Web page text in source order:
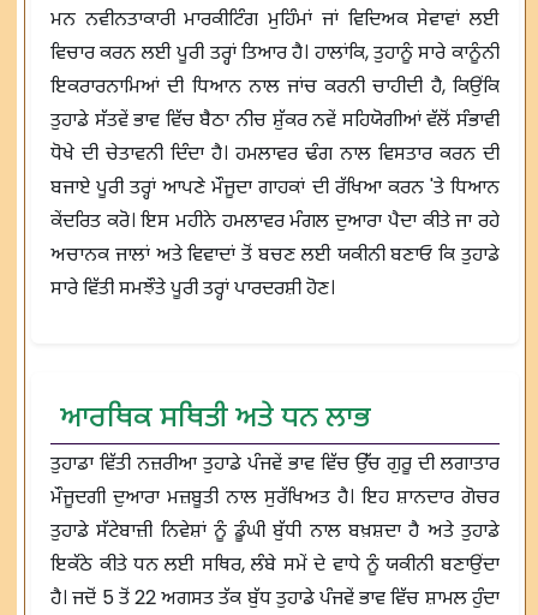
ਮਨ ਨਵੀਨਤਾਕਾਰੀ ਮਾਰਕੀਟਿੰਗ ਮੁਹਿੰਮਾਂ ਜਾਂ ਵਿਦਿਅਕ ਸੇਵਾਵਾਂ ਲਈ
ਵਿਚਾਰ ਕਰਨ ਲਈ ਪੂਰੀ ਤਰ੍ਹਾਂ ਤਿਆਰ ਹੈ। ਹਾਲਾਂਕਿ, ਤੁਹਾਨੂੰ ਸਾਰੇ ਕਾਨੂੰਨੀ
ਇਕਰਾਰਨਾਮਿਆਂ ਦੀ ਧਿਆਨ ਨਾਲ ਜਾਂਚ ਕਰਨੀ ਚਾਹੀਦੀ ਹੈ, ਕਿਉਂਕਿ
ਤੁਹਾਡੇ ਸੱਤਵੇਂ ਭਾਵ ਵਿੱਚ ਬੈਠਾ ਨੀਚ ਸ਼ੁੱਕਰ ਨਵੇਂ ਸਹਿਯੋਗੀਆਂ ਵੱਲੋਂ ਸੰਭਾਵੀ
ਧੋਖੇ ਦੀ ਚੇਤਾਵਨੀ ਦਿੰਦਾ ਹੈ। ਹਮਲਾਵਰ ਢੰਗ ਨਾਲ ਵਿਸਤਾਰ ਕਰਨ ਦੀ
ਬਜਾਏ ਪੂਰੀ ਤਰ੍ਹਾਂ ਆਪਣੇ ਮੌਜੂਦਾ ਗਾਹਕਾਂ ਦੀ ਰੱਖਿਆ ਕਰਨ 'ਤੇ ਧਿਆਨ
ਕੇਂਦਰਿਤ ਕਰੋ। ਇਸ ਮਹੀਨੇ ਹਮਲਾਵਰ ਮੰਗਲ ਦੁਆਰਾ ਪੈਦਾ ਕੀਤੇ ਜਾ ਰਹੇ
ਅਚਾਨਕ ਜਾਲਾਂ ਅਤੇ ਵਿਵਾਦਾਂ ਤੋਂ ਬਚਣ ਲਈ ਯਕੀਨੀ ਬਣਾਓ ਕਿ ਤੁਹਾਡੇ
ਸਾਰੇ ਵਿੱਤੀ ਸਮਝੌਤੇ ਪੂਰੀ ਤਰ੍ਹਾਂ ਪਾਰਦਰਸ਼ੀ ਹੋਣ।
ਆਰਥਿਕ ਸਥਿਤੀ ਅਤੇ ਧਨ ਲਾਭ
ਤੁਹਾਡਾ ਵਿੱਤੀ ਨਜ਼ਰੀਆ ਤੁਹਾਡੇ ਪੰਜਵੇਂ ਭਾਵ ਵਿੱਚ ਉੱਚ ਗੁਰੂ ਦੀ ਲਗਾਤਾਰ
ਮੌਜੂਦਗੀ ਦੁਆਰਾ ਮਜ਼ਬੂਤੀ ਨਾਲ ਸੁਰੱਖਿਅਤ ਹੈ। ਇਹ ਸ਼ਾਨਦਾਰ ਗੋਚਰ
ਤੁਹਾਡੇ ਸੱਟੇਬਾਜ਼ੀ ਨਿਵੇਸ਼ਾਂ ਨੂੰ ਡੂੰਘੀ ਬੁੱਧੀ ਨਾਲ ਬਖ਼ਸ਼ਦਾ ਹੈ ਅਤੇ ਤੁਹਾਡੇ
ਇਕੱਠੇ ਕੀਤੇ ਧਨ ਲਈ ਸਥਿਰ, ਲੰਬੇ ਸਮੇਂ ਦੇ ਵਾਧੇ ਨੂੰ ਯਕੀਨੀ ਬਣਾਉਂਦਾ
ਹੈ। ਜਦੋਂ 5 ਤੋਂ 22 ਅਗਸਤ ਤੱਕ ਬੁੱਧ ਤੁਹਾਡੇ ਪੰਜਵੇਂ ਭਾਵ ਵਿੱਚ ਸ਼ਾਮਲ ਹੁੰਦਾ